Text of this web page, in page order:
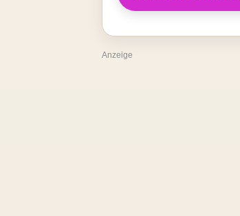
Anzeige